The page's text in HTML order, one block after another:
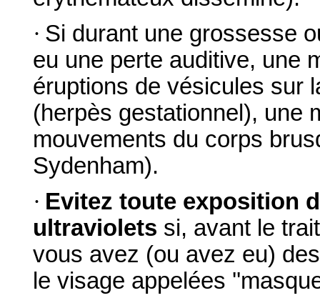
· Si durant une grossesse
eu une perte auditive, une
éruptions de vésicules sur
(herpès gestationnel), une
mouvements du corps
Sydenham).
· Evitez toute exposition
ultraviolets si, avant le
vous avez (ou avez eu)
le visage appelées